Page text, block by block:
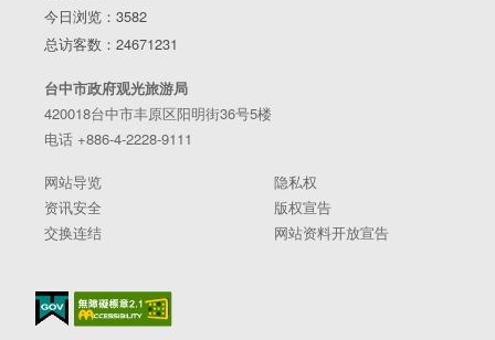
今日浏览：3582
总访客数：24671231
台中市政府观光旅游局
420018台中市丰原区阳明街36号5楼
电话 +886-4-2228-9111
网站导览
隐私权
资讯安全
版权宣告
交换连结
网站资料开放宣告